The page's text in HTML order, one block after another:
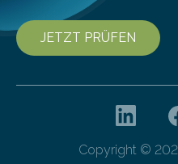
JETZT PRÜFEN
Copyright ©